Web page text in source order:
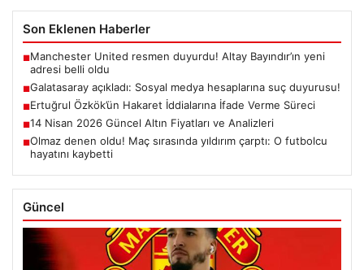
Son Eklenen Haberler
■Manchester United resmen duyurdu! Altay Bayındır’ın yeni
adresi belli oldu
■Galatasaray açıkladı: Sosyal medya hesaplarına suç duyurusu!
■Ertuğrul Özkök’ün Hakaret İddialarına İfade Verme Süreci
■14 Nisan 2026 Güncel Altın Fiyatları ve Analizleri
■Olmaz denen oldu! Maç sırasında yıldırım çarptı: O futbolcu
hayatını kaybetti
Güncel